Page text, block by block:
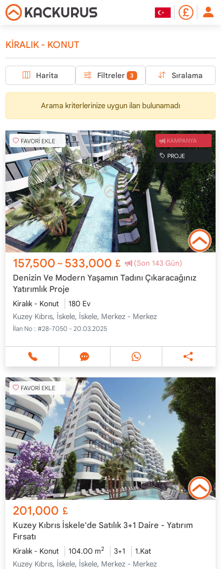
KİRALIK - KONUT
Harita Filtreler 3 Sıralama
Arama kriterlerinize uygun ilan bulunamadı
FAVORİ EKLE KAMPANYA
PROJE
157,500~533,000 £ (Son 143 Gün)
Denizin Ve Modern Yaşamın Tadını Çıkaracağınız
Yatırımlık Proje
Kiralık - Konut
180 Ev
Kuzey Kıbrıs, İskele, İskele, Merkez - Merkez
İlan No : #28-7050 - 20.03.2025
FAVORİ EKLE
201,000 £
Kuzey Kıbrıs İskele'de Satılık 3+1 Daire - Yatırım
Fırsatı
Kiralık - Konut 104.00 m2 3+1
1.Kat
Kuzey Kıbrıs, İskele, İskele, Merkez - Merkez